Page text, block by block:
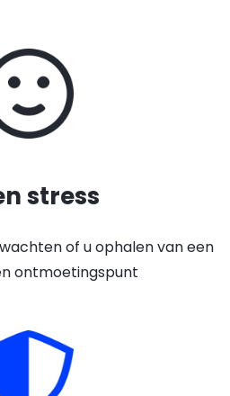
stress
of u ophalen van een
ontmoetingspunt